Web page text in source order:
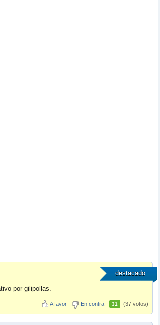
destacado
por gilipollas.
A favor En contra 31 (37 votos)